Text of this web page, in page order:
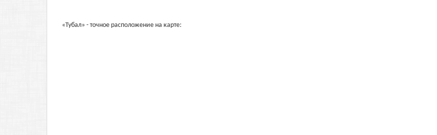
«Тубал» - точное расположение на карте: